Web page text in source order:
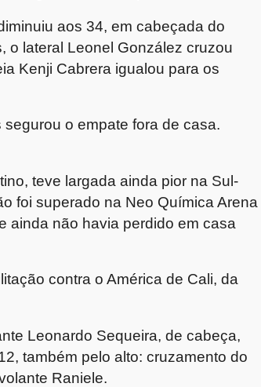
aos 34, em cabeçada do
o lateral Leonel González cruzou
Kenji Cabrera igualou para os
o empate fora de casa.
teve largada ainda pior na Sul-
foi superado na Neo Química Arena
ainda não havia perdido em casa
contra o América de Cali, da
Leonardo Sequeira, de cabeça,
também pelo alto: cruzamento do
Raniele.